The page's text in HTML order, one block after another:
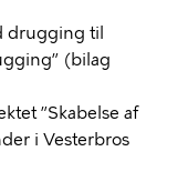
drugging til
(bilag
”Skabelse af
i Vesterbros